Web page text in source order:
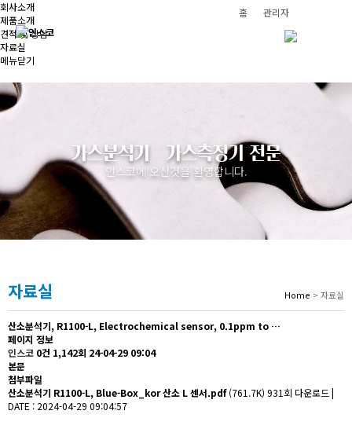
메뉴 관리자
홈
회사소개
제품소개
견적 및 상담
자료실
메뉴닫기
가스분석기ㆍ가스측정기 전문
인스코에 오신것을 환영합니다.
자료실 Home > 자료실
산소분석기, R1100-L, Electrochemical sensor, 0.1ppm to …
페이지 정보
인스코 0건 1,142회 24-04-29 09:04
본문
첨부파일
산소분석기 R1100-L, Blue-Box_kor 산소 L 센서.pdf (761.7K) 931회 다운로드 |
DATE : 2024-04-29 09:04:57